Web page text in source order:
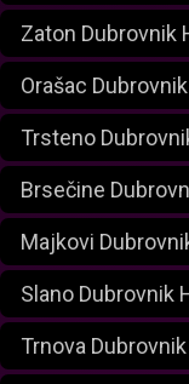
Zaton Dubrovnik
Orašac
Trsteno
Brsečine
Majkovi
Slano Dubrovnik
Trnova